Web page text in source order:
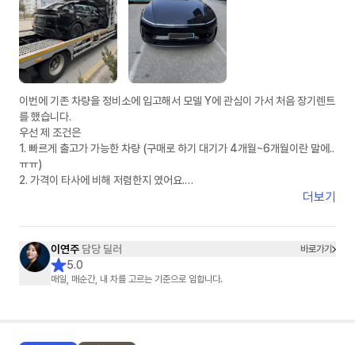
이번에 기존 차량을 정비소에 입고해서 모델 Y에 관심이 가서 처음 장기렌트
를 했습니다.
우선 제 조건은
1. 빠르게 출고가 가능한 차량 (구매로 하기 대기가 4개월~6개월이란 말에..
ㅠㅠ)
2. 가격이 타사에 비해 저렴한지 였어요.
정말 운 좋게 차살때에 이연주 매니저님과 연결 되었고, 타사는 봇(bot) 계
정으로 응대 하는거 같았습니다.
1. 상품에 대한 설명: ★★★★★
더보기
이연주 담당 딜러 바로가기
5.0
매일, 매순간, 내 차를 고르는 기준으로 임합니다.